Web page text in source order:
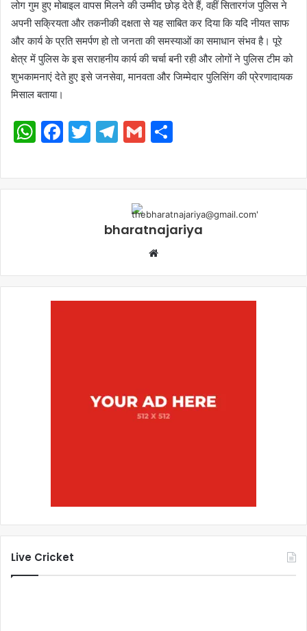
लोग गुम हुए मोबाइल वापस मिलने की उम्मीद छोड़ देते हैं, वहीं सितारगंज पुलिस ने
अपनी सक्रियता और तकनीकी दक्षता से यह साबित कर दिया कि यदि नीयत साफ
और कार्य के प्रति समर्पण हो तो जनता की समस्याओं का समाधान संभव है। पूरे
क्षेत्र में पुलिस के इस सराहनीय कार्य की चर्चा बनी रही और लोगों ने पुलिस टीम को
शुभकामनाएं देते हुए इसे जनसेवा, मानवता और जिम्मेदार पुलिसिंग की प्रेरणादायक
मिसाल बताया।
WhatsApp
Facebook
Twitter
Telegram
Gmail
bharatnajariya
Live Cricket